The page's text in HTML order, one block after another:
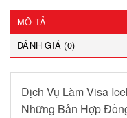
MÔ TẢ
ĐÁNH GIÁ (0)
Dịch Vụ Làm Visa
Những Bản Hợp